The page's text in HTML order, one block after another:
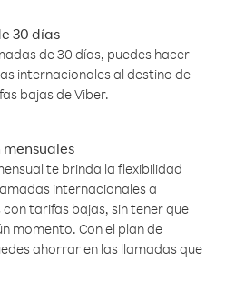
30 días
de 30 días, puedes hacer
internacionales al destino de
bajas de Viber.
mensuales
te brinda la flexibilidad
internacionales a
tarifas bajas, sin tener que
momento. Con el plan de
ahorrar en las llamadas que